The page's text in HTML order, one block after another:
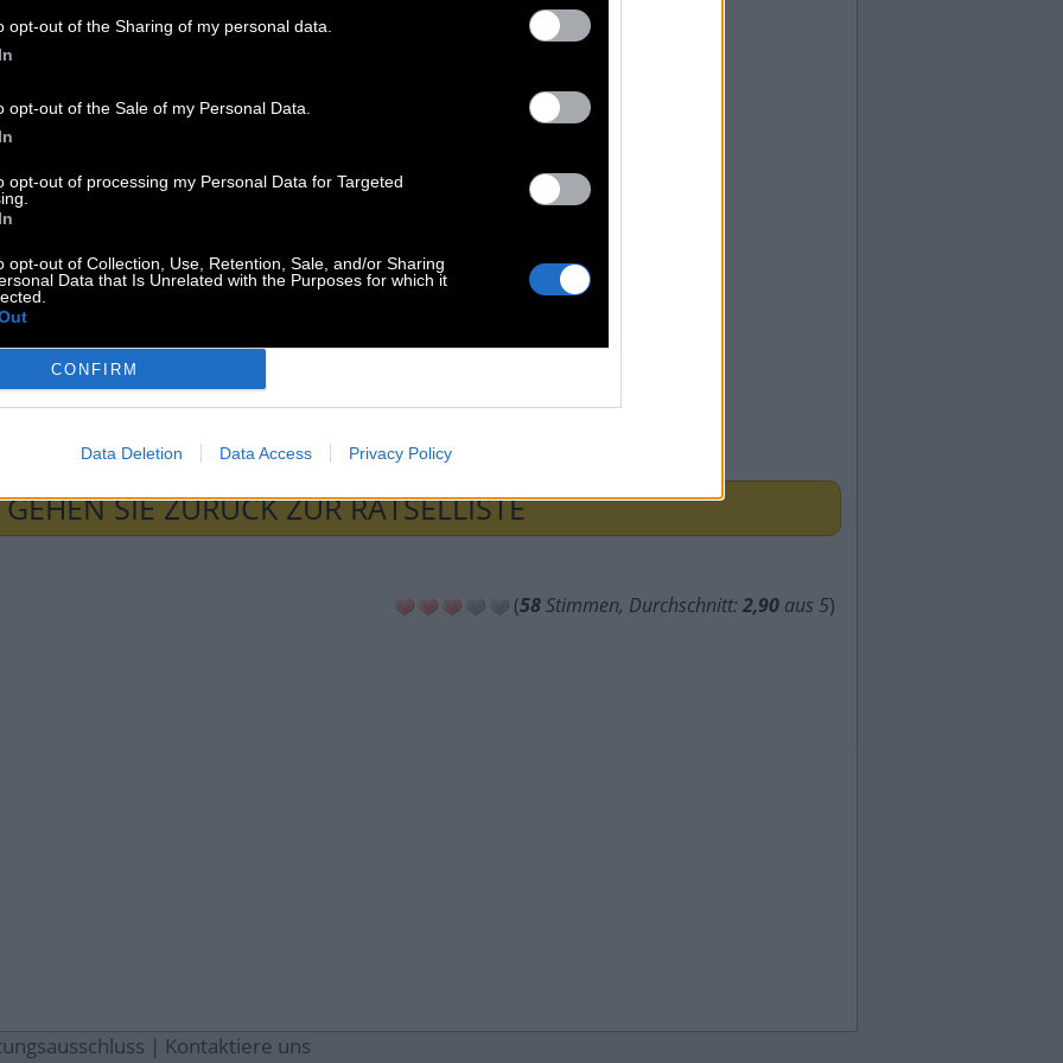
opt-out of the Sharing of my personal data.
opt-out of the Sale of my Personal Data.
opt-out of processing my Personal Data for Targeted
opt-out of Collection, Use, Retention, Sale, and/or Sharing
Data that Is Unrelated with the Purposes for which it
CONFIRM
Data Deletion Data Access Privacy Policy
Rätsel:
Claude __
stammend
__
angepasst
drücken
Audio
Wellen
heiraten
GEHEN SIE ZURÜCK ZUR RÄTSELLISTE
(58Stimmen, Durchschnitt: 2,90 aus 5)
| Kontaktiere uns